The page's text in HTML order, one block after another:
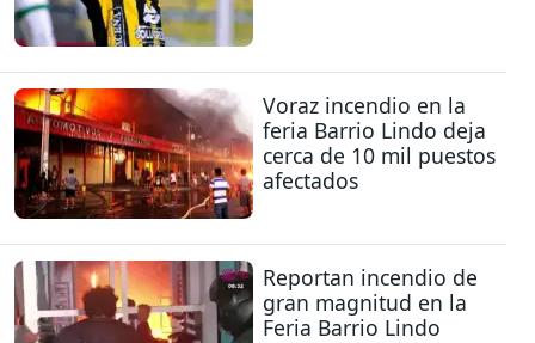
Voraz incendio en la
feria Barrio Lindo deja
cerca de 10 mil puestos
afectados
Reportan incendio de
gran magnitud en la
Feria Barrio Lindo